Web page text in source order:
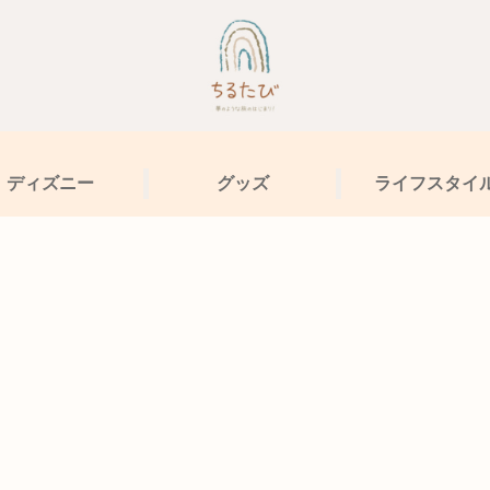
ディズニー グッズ ライフスタイ